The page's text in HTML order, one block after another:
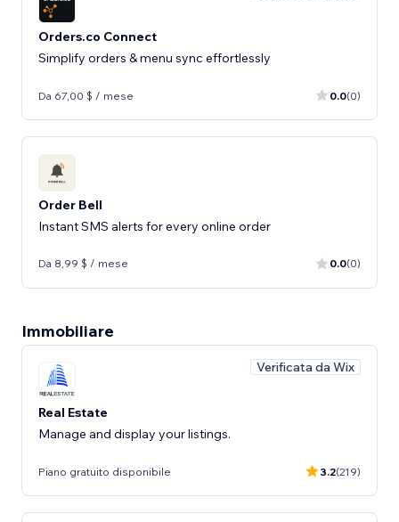
Orders.co Connect
Simplify orders & menu sync effortlessly
Da 67,00 $ / mese 0.0(0)
Order Bell
Instant SMS alerts for every online order
Da 8,99 $ / mese 0.0(0)
Immobiliare
Verificata da Wix
Real Estate
Manage and display your listings.
Piano gratuito disponibile 3.2(219)